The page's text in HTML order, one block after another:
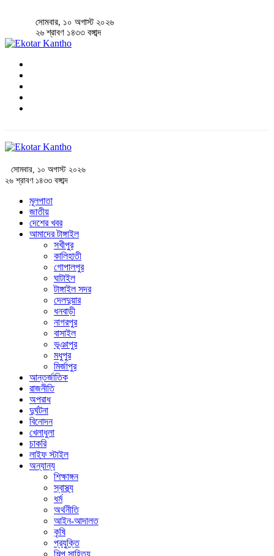
সোমবার, ১০ অগাস্ট ২০২৬
২৬ শ্রাবণ ১৪৩৩ বঙ্গাব্দ
সোমবার, ১০ অগাস্ট ২০২৬
২৬ শ্রাবণ ১৪৩৩ বঙ্গাব্দ
মূলপাতা
জাতীয়
দেশের খবর
আমাদের টাঙ্গাইল
সখীপুর
কালিহাতী
গোপালপুর
ঘাটাইল
টাঙ্গাইল সদর
দেলদুয়ার
ধনবাড়ী
নাগরপুর
বাসাইল
ভূঞাপুর
মধুপুর
মির্জাপুর
আন্তর্জাতিক
রাজনীতি
অপরাধ
দুর্ঘটনা
বিনোদন
খেলাধুলা
চাকরি
লাইফ স্টাইল
অন্যান্য
শিক্ষাঙ্গন
স্বাস্থ্য
ধর্ম
অর্থনীতি
আইন-আদালত
কৃষি
প্রযুক্তি
শিল্প সাহিত্য